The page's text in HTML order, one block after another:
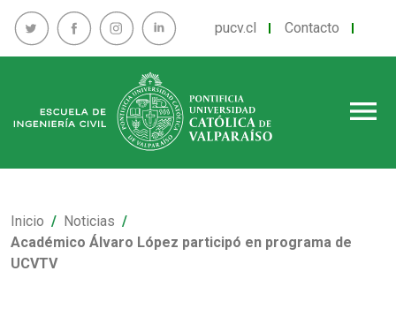
pucv.cl Contacto
menu
Inicio
Noticias
Académico Álvaro López participó en programa de
UCVTV